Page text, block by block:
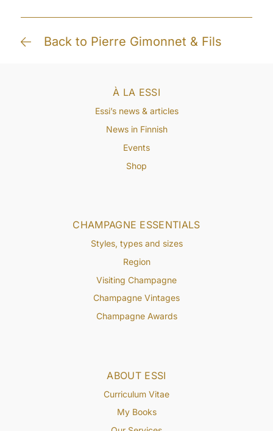
Back to Pierre Gimonnet & Fils
ABOUT ESSI
Curriculum Vitae
My Books
CHAMPAGNE ESSENTIALS
Styles, types and sizes
Region
Visiting Champagne
Champagne Vintages
Champagne Awards
À LA ESSI
Essi’s news & articles
News in Finnish
Events
Shop